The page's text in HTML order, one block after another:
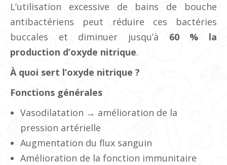
L’utilisation excessive de bains de bouche
antibactériens peut réduire ces bactéries
buccales et diminuer jusqu’à 60 % la
production d’oxyde nitrique.
À quoi sert l’oxyde nitrique ?
Fonctions générales
Vasodilatation → amélioration de la
pression artérielle
Augmentation du flux sanguin
Amélioration de la fonction immunitaire